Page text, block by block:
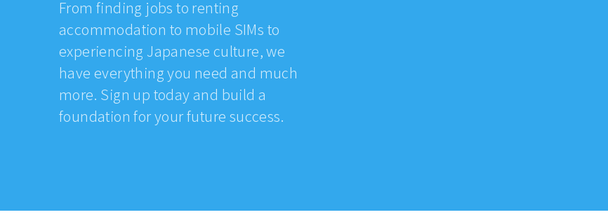
From finding jobs to renting
accommodation to mobile SIMs to
experiencing Japanese culture, we
have everything you need and much
more. Sign up today and build a
foundation for your future success.